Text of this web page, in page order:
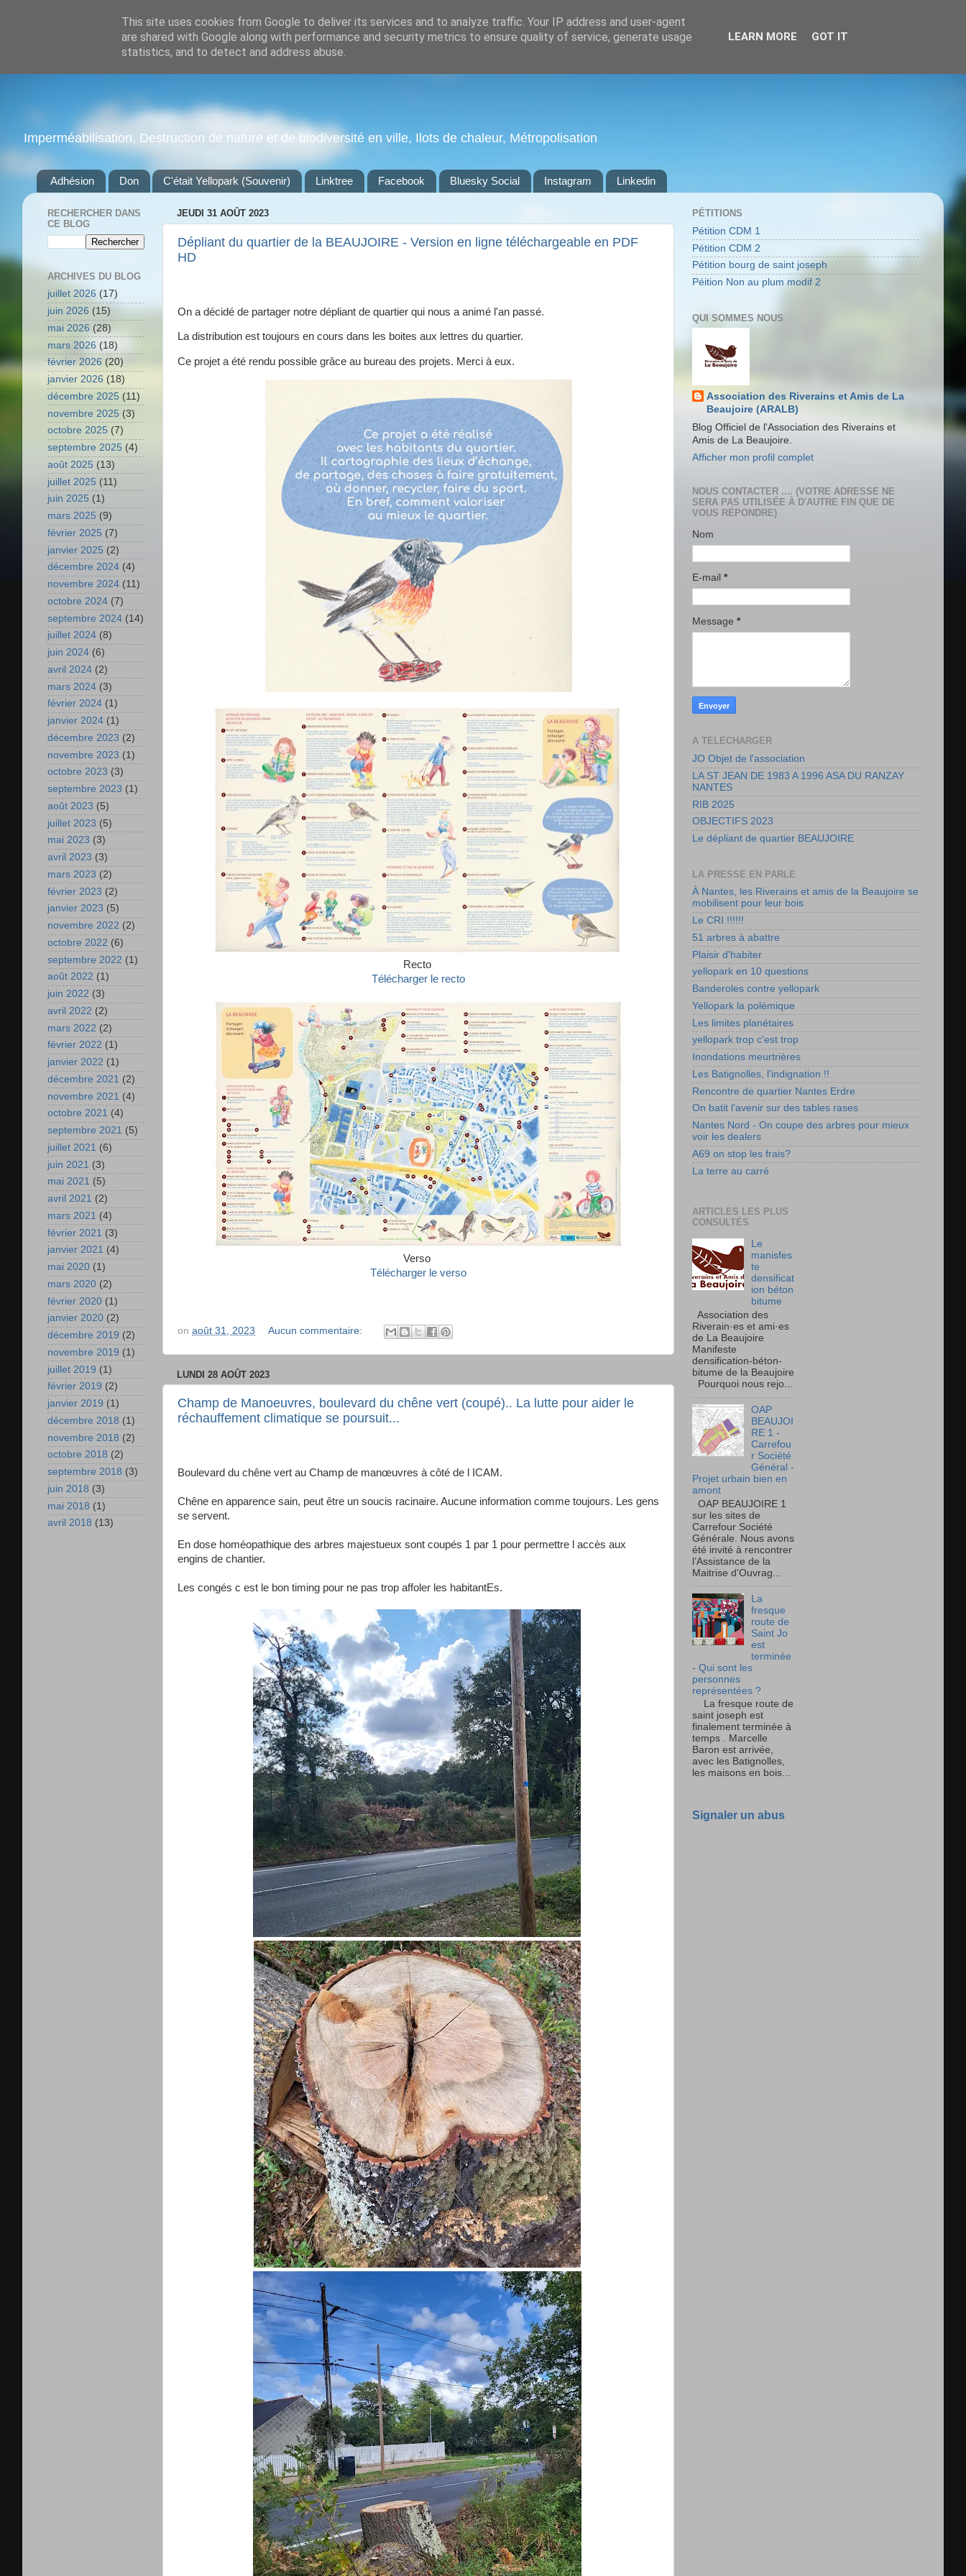
Imperméabilisation, Destruction de nature et de biodiversité en ville, Ilots de chaleur, Métropolisation
Adhésion Don C'était Yellopark (Souvenir) Linktree Facebook Bluesky Social Instagram Linkedin
JEUDI 31 AOÛT 2023
Dépliant du quartier de la BEAUJOIRE - Version en ligne téléchargeable en PDF
HD
On a décidé de partager notre dépliant de quartier qui nous a animé l'an passé.
La distribution est toujours en cours dans les boites aux lettres du quartier.
Ce projet a été rendu possible grâce au bureau des projets. Merci à eux.
Recto
Télécharger le recto
Verso
Télécharger le verso
on août 31, 2023 Aucun commentaire:
LUNDI 28 AOÛT 2023
Champ de Manoeuvres, boulevard du chêne vert (coupé).. La lutte pour aider le
réchauffement climatique se poursuit...
Boulevard du chêne vert au Champ de manœuvres à côté de l ICAM.
Chêne en apparence sain, peut être un soucis racinaire. Aucune information comme toujours. Les gens
se servent.
En dose homéopathique des arbres majestueux sont coupés 1 par 1 pour permettre l accès aux
engins de chantier.
Les congés c est le bon timing pour ne pas trop affoler les habitantEs.
RECHERCHER DANS
CE BLOG
ARCHIVES DU BLOG
juillet 2026 (17)
juin 2026 (15)
mai 2026 (28)
mars 2026 (18)
février 2026 (20)
janvier 2026 (18)
décembre 2025 (11)
novembre 2025 (3)
octobre 2025 (7)
septembre 2025 (4)
août 2025 (13)
juillet 2025 (11)
juin 2025 (1)
mars 2025 (9)
février 2025 (7)
janvier 2025 (2)
décembre 2024 (4)
novembre 2024 (11)
octobre 2024 (7)
septembre 2024 (14)
juillet 2024 (8)
juin 2024 (6)
avril 2024 (2)
mars 2024 (3)
février 2024 (1)
janvier 2024 (1)
décembre 2023 (2)
novembre 2023 (1)
octobre 2023 (3)
septembre 2023 (1)
août 2023 (5)
juillet 2023 (5)
mai 2023 (3)
avril 2023 (3)
mars 2023 (2)
février 2023 (2)
janvier 2023 (5)
novembre 2022 (2)
octobre 2022 (6)
septembre 2022 (1)
août 2022 (1)
juin 2022 (3)
avril 2022 (2)
mars 2022 (2)
février 2022 (1)
janvier 2022 (1)
décembre 2021 (2)
novembre 2021 (4)
octobre 2021 (4)
septembre 2021 (5)
juillet 2021 (6)
juin 2021 (3)
mai 2021 (5)
avril 2021 (2)
mars 2021 (4)
février 2021 (3)
janvier 2021 (4)
mai 2020 (1)
mars 2020 (2)
février 2020 (1)
janvier 2020 (2)
décembre 2019 (2)
novembre 2019 (1)
juillet 2019 (1)
février 2019 (2)
janvier 2019 (1)
décembre 2018 (1)
novembre 2018 (2)
octobre 2018 (2)
septembre 2018 (3)
juin 2018 (3)
mai 2018 (1)
avril 2018 (13)
PÉTITIONS
Pétition CDM 1
Pétition CDM 2
Pétition bourg de saint joseph
Péition Non au plum modif 2
QUI SOMMES NOUS
Association des Riverains et Amis de La
Beaujoire (ARALB)
Blog Officiel de l'Association des Riverains et
Amis de La Beaujoire.
Afficher mon profil complet
NOUS CONTACTER .... (VOTRE ADRESSE NE
SERA PAS UTILISÉE À D'AUTRE FIN QUE DE
VOUS RÉPONDRE)
Nom
E-mail *
Message *
A TELECHARGER
JO Objet de l'association
LA ST JEAN DE 1983 A 1996 ASA DU RANZAY
NANTES
RIB 2025
OBJECTIFS 2023
Le dépliant de quartier BEAUJOIRE
LA PRESSE EN PARLE
À Nantes, les Riverains et amis de la Beaujoire se
mobilisent pour leur bois
Le CRI !!!!!!
51 arbres à abattre
Plaisir d'habiter
yellopark en 10 questions
Banderoles contre yellopark
Yellopark la polémique
Les limites planétaires
yellopark trop c'est trop
Inondations meurtrières
Les Batignolles, l'indignation !!
Rencontre de quartier Nantes Erdre
On batit l'avenir sur des tables rases
Nantes Nord - On coupe des arbres pour mieux
voir les dealers
A69 on stop les frais?
La terre au carré
ARTICLES LES PLUS
CONSULTÉS
Le
manisfes
te
densificat
ion béton
bitume
Association des
Riverain·es et ami·es
de La Beaujoire
Manifeste
densification-béton-
bitume de la Beaujoire
Pourquoi nous rejo...
OAP
BEAUJOI
RE 1 -
Carrefou
r Société
Général -
Projet urbain bien en
amont
OAP BEAUJOIRE 1
sur les sites de
Carrefour Société
Générale. Nous avons
été invité à rencontrer
l’Assistance de la
Maitrise d'Ouvrag...
La
fresque
route de
Saint Jo
est
terminée
- Qui sont les
personnes
représentées ?
La fresque route de
saint joseph est
finalement terminée à
temps . Marcelle
Baron est arrivée,
avec les Batignolles,
les maisons en bois...
Signaler un abus
This site uses cookies from Google to deliver its services and to analyze traffic. Your IP address and user-agent
are shared with Google along with performance and security metrics to ensure quality of service, generate usage
statistics, and to detect and address abuse.
LEARN MORE GOT IT